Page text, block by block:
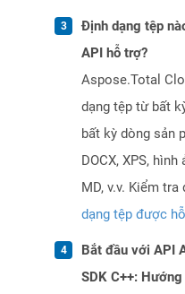
Định dạng tệp
API hỗ trợ?
Aspose.Total
dạng tệp từ bất
bất kỳ dòng sản
DOCX, XPS, hình
MD, v.v. Kiểm
dạng tệp được
Bắt đầu với API
SDK C++: